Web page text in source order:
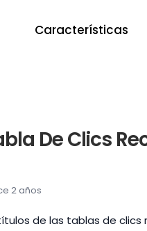
Características
De Clics
2 años
de las tablas de clics